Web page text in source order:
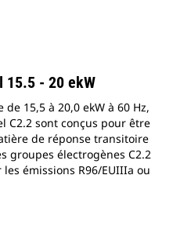
15.5 - 20 ekW
15,5 à 20,0 ekW à 60 Hz,
C2.2 sont conçus pour être
de réponse transitoire
groupes électrogènes C2.2
émissions R96/EUIIIa ou